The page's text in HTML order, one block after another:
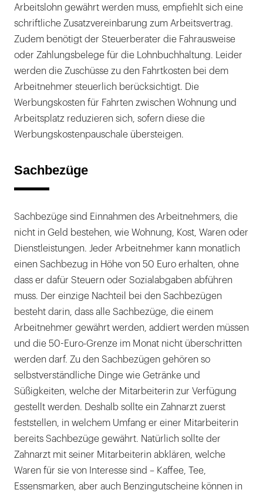
Arbeitslohn gewährt werden muss, empfiehlt sich eine
schriftliche Zusatzvereinbarung zum Arbeitsvertrag.
Zudem benötigt der Steuerberater die Fahrausweise
oder Zahlungsbelege für die Lohnbuchhaltung. Leider
werden die Zuschüsse zu den Fahrtkosten bei dem
Arbeitnehmer steuerlich berücksichtigt. Die
Werbungskosten für Fahrten zwischen Wohnung und
Arbeitsplatz reduzieren sich, sofern diese die
Werbungskostenpauschale übersteigen.
Sachbezüge
Sachbezüge sind Einnahmen des Arbeitnehmers, die
nicht in Geld bestehen, wie Wohnung, Kost, Waren oder
Dienstleistungen. Jeder Arbeitnehmer kann monatlich
einen Sachbezug in Höhe von 50 Euro erhalten, ohne
dass er dafür Steuern oder Sozialabgaben abführen
muss. Der einzige Nachteil bei den Sachbezügen
besteht darin, dass alle Sachbezüge, die einem
Arbeitnehmer gewährt werden, addiert werden müssen
und die 50-Euro-Grenze im Monat nicht überschritten
werden darf. Zu den Sachbezügen gehören so
selbstverständliche Dinge wie Getränke und
Süßigkeiten, welche der Mitarbeiterin zur Verfügung
gestellt werden. Deshalb sollte ein Zahnarzt zuerst
feststellen, in welchem Umfang er einer Mitarbeiterin
bereits Sachbezüge gewährt. Natürlich sollte der
Zahnarzt mit seiner Mitarbeiterin abklären, welche
Waren für sie von Interesse sind – Kaffee, Tee,
Essensmarken, aber auch Benzingutscheine können in